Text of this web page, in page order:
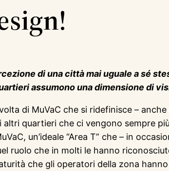
di una città mai uguale a sé
assumono una dimensione di
di MuVaC che si ridefinisce –
quartieri che ci vengono sempre
un’ideale “Area T” che – in
ruolo che in molti le hanno
che gli operatori della zona